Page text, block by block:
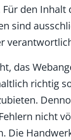
den Inhalt
sind
das
richtig
nicht
Die